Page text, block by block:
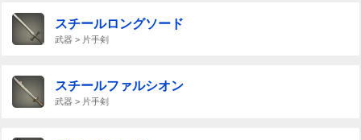
スチールロングソード
武器 > 片手剣
スチールファルシオン
武器 > 片手剣